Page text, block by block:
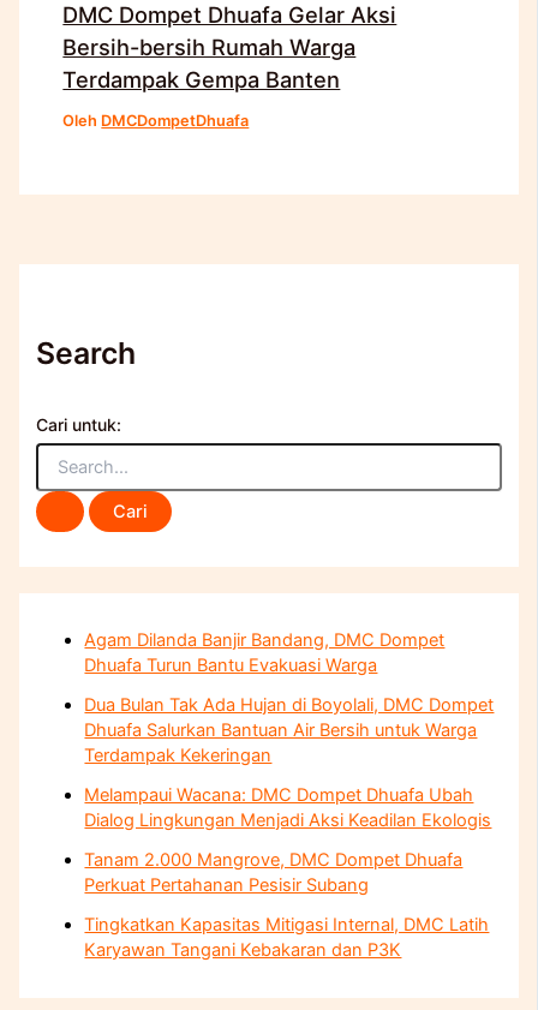
DMC Dompet Dhuafa Gelar Aksi
Bersih-bersih Rumah Warga
Terdampak Gempa Banten
Oleh DMCDompetDhuafa
Search
Cari untuk:
Agam Dilanda Banjir Bandang, DMC Dompet
Dhuafa Turun Bantu Evakuasi Warga
Dua Bulan Tak Ada Hujan di Boyolali, DMC Dompet
Dhuafa Salurkan Bantuan Air Bersih untuk Warga
Terdampak Kekeringan
Melampaui Wacana: DMC Dompet Dhuafa Ubah
Dialog Lingkungan Menjadi Aksi Keadilan Ekologis
Tanam 2.000 Mangrove, DMC Dompet Dhuafa
Perkuat Pertahanan Pesisir Subang
Tingkatkan Kapasitas Mitigasi Internal, DMC Latih
Karyawan Tangani Kebakaran dan P3K